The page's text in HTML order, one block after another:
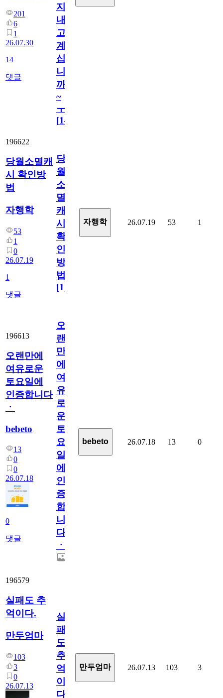
201
6
1
26.07.30
14
댓글
지
내
고
계
십
니
까
~
ㅜ
[14
196622
당월소멸캐
시 확인방
법
자행학
53
1
0
26.07.19
1
댓글
당
월
소
멸
캐
시
확
인
방
법
[1]
자행학 26.07.19 53 1
196613
오랜만에
여유로운
토요일에
인증합니다
ㆍ
bebeto
13
0
0
26.07.18
0
댓글
오
랜
만
에
여
유
로
운
토
요
일
에
인
증
합
니
다
ㆍ
bebeto 26.07.18 13 0
196579
실패도 추
억이다.
만두엄마
103
3
0
26.07.13
실
패
도
추
억
이
다.
만두엄마 26.07.13 103 3